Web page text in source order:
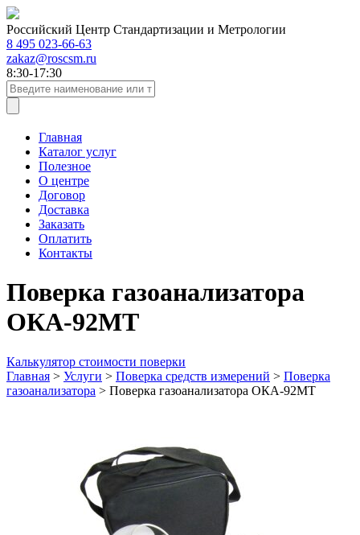
Российский Центр Стандартизации и Метрологии
8 495 023-66-63
zakaz@roscsm.ru
8:30-17:30
Главная
Каталог услуг
Полезное
О центре
Договор
Доставка
Заказать
Оплатить
Контакты
Поверка газоанализатора
ОКА-92МТ
Калькулятор стоимости поверки
Главная > Услуги > Поверка средств измерений > Поверка
газоанализатора > Поверка газоанализатора ОКА-92МТ